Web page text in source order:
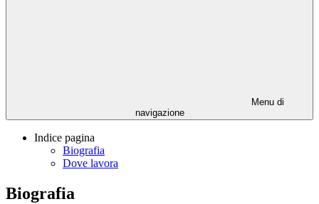
Menu di
navigazione
Indice pagina
Biografia
Dove lavora
Biografia